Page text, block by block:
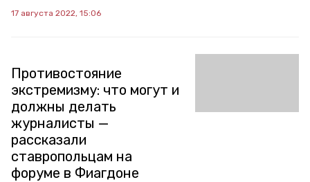
17 августа 2022, 15:06
Противостояние
экстремизму: что могут и
должны делать
журналисты —
рассказали
ставропольцам на
форуме в Фиагдоне